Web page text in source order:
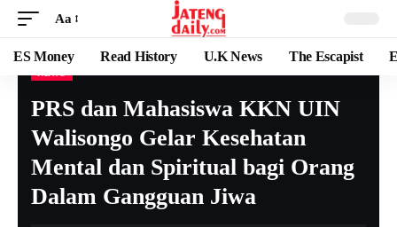
Aa
ES Money Read History U.K News The Escapist
PRS dan Mahasiswa KKN UIN
Walisongo Gelar Kesehatan
Mental dan Spiritual bagi Orang
Dalam Gangguan Jiwa